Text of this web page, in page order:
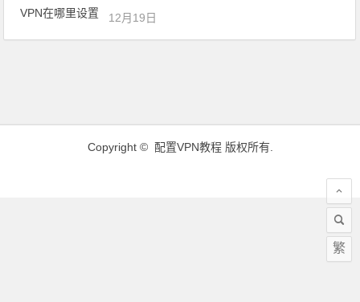
12月19日
Copyright © 配置VPN教程版权所有.
繁